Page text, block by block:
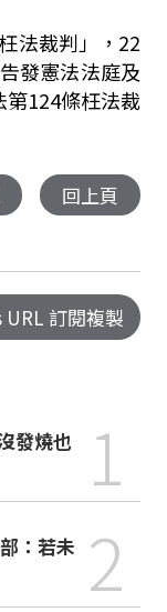
法裁判」，22
發憲法法庭及
第124條枉法裁
回上頁
訂閱複製
1
：若未 2